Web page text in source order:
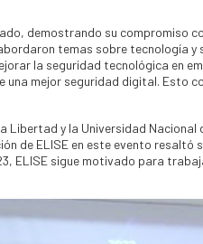
demostrando su compromiso
temas sobre tecnología
la seguridad tecnológica en
una mejor seguridad digital. Esto
Libertad y la Universidad Nacional
de ELISE en este evento resaltó
ELISE sigue motivado para